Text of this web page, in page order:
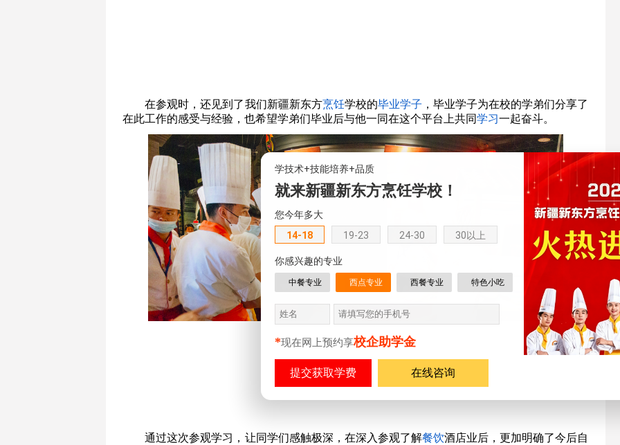
在参观时，还见到了我们新疆新东方烹饪学校的毕业学子 ，毕业学子为在校的学弟们分享了
在此工作的感受与经验，也希望学弟们毕业后与他一同在这个平台上共同学习一起奋斗。
通过这次参观学习，让同学们感触极深，在深入参观了解餐饮酒店业后，更加明确了今后自
学技术+技能培养+品质
就来新疆新东方烹饪学校！
您今年多大
14-18
19-23 24-30 30以上
你感兴趣的专业
中餐专业 西点专业 西餐专业 特色小吃
*现在网上预约享校企助学金
在线咨询